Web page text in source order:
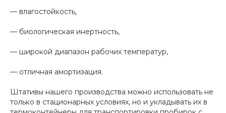
— влагостойкость,
— биологическая инертность,
— широкой диапазон рабочих температур,
— отличная амортизация.
Штативы нашего производства можно использовать не
только в стационарных условиях, но и укладывать их в